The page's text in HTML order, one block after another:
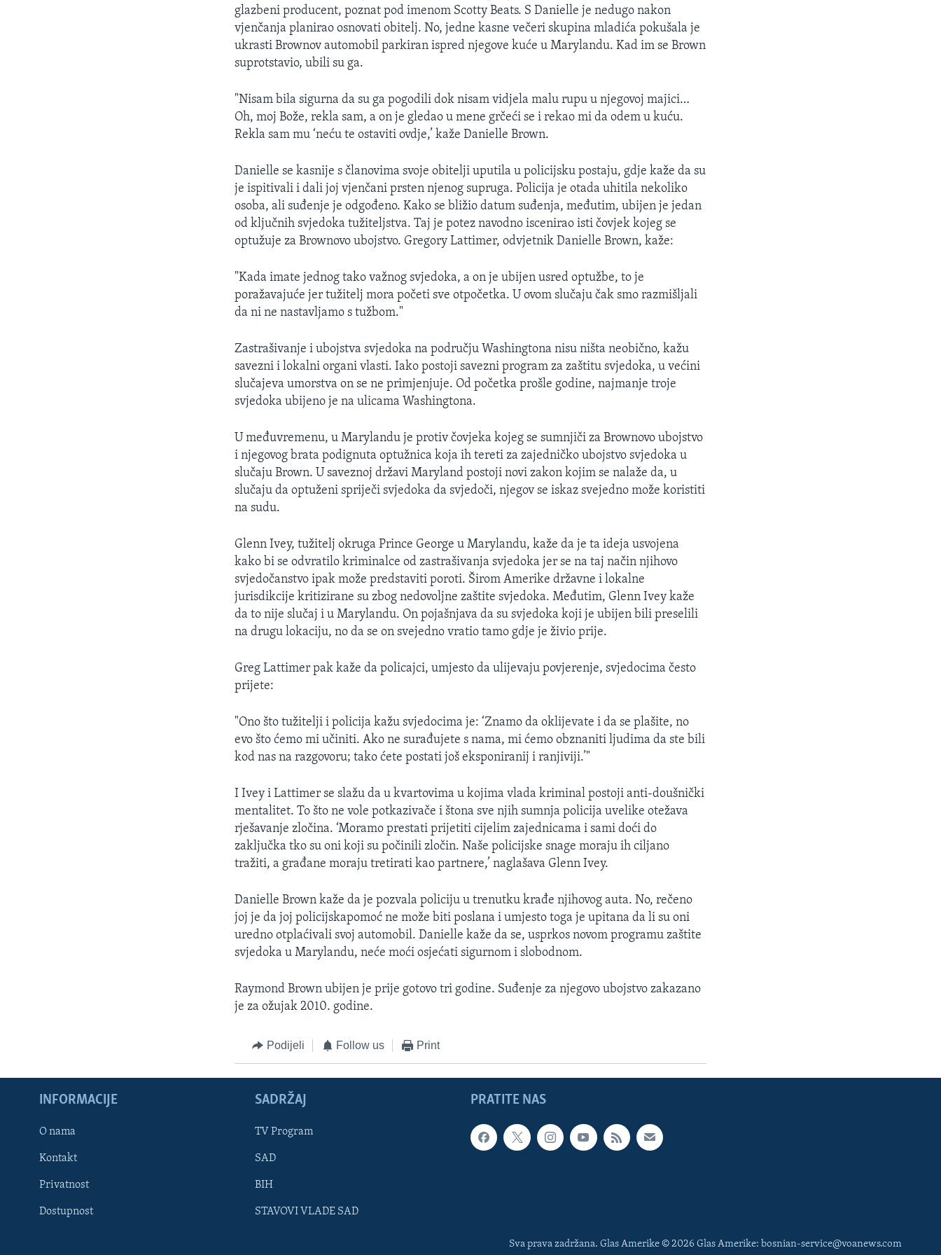
Learning English
glazbeni producent, poznat pod imenom Scotty Beats. S Danielle je nedugo nakon
vjenčanja planirao osnovati obitelj. No, jedne kasne večeri skupina mladića pokušala je
ukrasti Brownov automobil parkiran ispred njegove kuće u Marylandu. Kad im se Brown
suprotstavio, ubili su ga.
"Nisam bila sigurna da su ga pogodili dok nisam vidjela malu rupu u njegovoj majici…
Oh, moj Bože, rekla sam, a on je gledao u mene grčeći se i rekao mi da odem u kuću.
Rekla sam mu ‘neću te ostaviti ovdje,’ kaže Danielle Brown.
Danielle se kasnije s članovima svoje obitelji uputila u policijsku postaju, gdje kaže da su
je ispitivali i dali joj vjenčani prsten njenog supruga. Policija je otada uhitila nekoliko
osoba, ali suđenje je odgođeno. Kako se bližio datum suđenja, međutim, ubijen je jedan
od ključnih svjedoka tužiteljstva. Taj je potez navodno iscenirao isti čovjek kojeg se
optužuje za Brownovo ubojstvo. Gregory Lattimer, odvjetnik Danielle Brown, kaže:
"Kada imate jednog tako važnog svjedoka, a on je ubijen usred optužbe, to je
poražavajuće jer tužitelj mora početi sve otpočetka. U ovom slučaju čak smo razmišljali
da ni ne nastavljamo s tužbom."
Zastrašivanje i ubojstva svjedoka na području Washingtona nisu ništa neobično, kažu
savezni i lokalni organi vlasti. Iako postoji savezni program za zaštitu svjedoka, u većini
slučajeva umorstva on se ne primjenjuje. Od početka prošle godine, najmanje troje
svjedoka ubijeno je na ulicama Washingtona.
U međuvremenu, u Marylandu je protiv čovjeka kojeg se sumnjiči za Brownovo ubojstvo
i njegovog brata podignuta optužnica koja ih tereti za zajedničko ubojstvo svjedoka u
slučaju Brown. U saveznoj državi Maryland postoji novi zakon kojim se nalaže da, u
slučaju da optuženi spriječi svjedoka da svjedoči, njegov se iskaz svejedno može koristiti
na sudu.
Glenn Ivey, tužitelj okruga Prince George u Marylandu, kaže da je ta ideja usvojena
kako bi se odvratilo kriminalce od zastrašivanja svjedoka jer se na taj način njihovo
svjedočanstvo ipak može predstaviti poroti. Širom Amerike državne i lokalne
jurisdikcije kritizirane su zbog nedovoljne zaštite svjedoka. Međutim, Glenn Ivey kaže
da to nije slučaj i u Marylandu. On pojašnjava da su svjedoka koji je ubijen bili preselili
na drugu lokaciju, no da se on svejedno vratio tamo gdje je živio prije.
Greg Lattimer pak kaže da policajci, umjesto da ulijevaju povjerenje, svjedocima često
prijete:
"Ono što tužitelji i policija kažu svjedocima je: ‘Znamo da oklijevate i da se plašite, no
evo što ćemo mi učiniti. Ako ne surađujete s nama, mi ćemo obznaniti ljudima da ste bili
kod nas na razgovoru; tako ćete postati još eksponiranij i ranjiviji.’"
I Ivey i Lattimer se slažu da u kvartovima u kojima vlada kriminal postoji anti-doušnički
mentalitet. To što ne vole potkazivače i štona sve njih sumnja policija uvelike otežava
rješavanje zločina. ‘Moramo prestati prijetiti cijelim zajednicama i sami doći do
zaključka tko su oni koji su počinili zločin. Naše policijske snage moraju ih ciljano
tražiti, a građane moraju tretirati kao partnere,’ naglašava Glenn Ivey.
Danielle Brown kaže da je pozvala policiju u trenutku krađe njihovog auta. No, rečeno
joj je da joj policijskapomoć ne može biti poslana i umjesto toga je upitana da li su oni
uredno otplaćivali svoj automobil. Danielle kaže da se, usprkos novom programu zaštite
svjedoka u Marylandu, neće moći osjećati sigurnom i slobodnom.
Raymond Brown ubijen je prije gotovo tri godine. Suđenje za njegovo ubojstvo zakazano
je za ožujak 2010. godine.
Podijeli Follow us Print
PRATITE NAS
INFORMACIJE
O nama
Kontakt
Privatnost
Dostupnost
SADRŽAJ
TV Program
SAD
BIH
STAVOVI VLADE SAD
Sva prava zadržana. Glas Amerike © 2026 Glas Amerike: bosnian-service@voanews.com